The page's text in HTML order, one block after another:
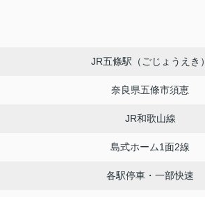
JR五條駅（ごじょうえき）
奈良県五條市須恵
JR和歌山線
島式ホーム1面2線
各駅停車・一部快速